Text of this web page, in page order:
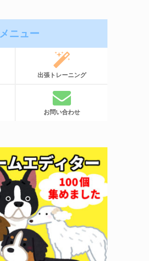
メニュー
出張トレーニング
お問い合わせ